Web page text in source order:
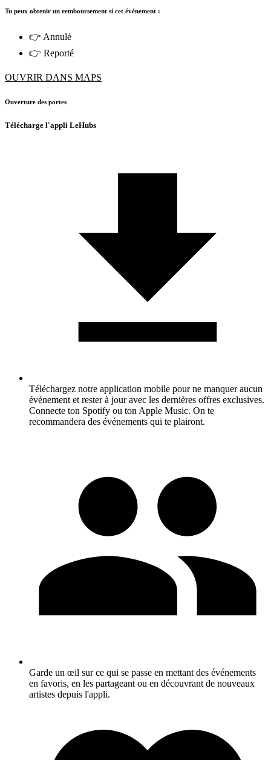
Tu peux obtenir un remboursement si cet événement :
👉 Annulé
👉 Reporté
OUVRIR DANS MAPS
Ouverture des portes
Télécharge l'appli LeHubs
Téléchargez notre application mobile pour ne manquer aucun
événement et rester à jour avec les dernières offres exclusives.
Connecte ton Spotify ou ton Apple Music. On te
recommandera des événements qui te plairont.
Garde un œil sur ce qui se passe en mettant des événements
en favoris, en les partageant ou en découvrant de nouveaux
artistes depuis l'appli.